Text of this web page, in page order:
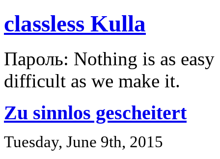
classless Kulla
Пароль: Nothing is as
difficult as we make it.
Zu sinnlos gescheitert
Tuesday, June 9th, 2015